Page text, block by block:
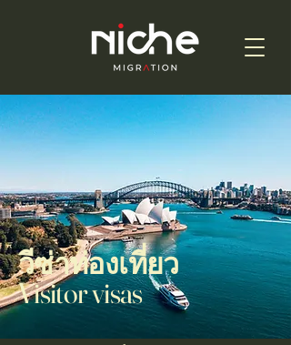
วีซ่าท่องเที่ยว
Visitor visas